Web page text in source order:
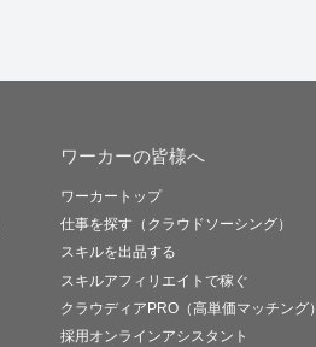
ワーカーの皆様へ
ワーカートップ
仕事を探す（クラウドソーシング）
スキルを出品する
スキルアフィリエイトで稼ぐ
クラウディアPRO（高単価マッチング）
採用オンラインアシスタント